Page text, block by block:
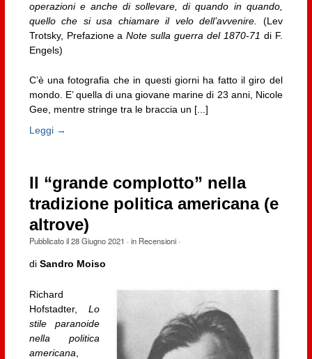
operazioni e anche di sollevare, di quando in quando,
quello che si usa chiamare il velo dell’avvenire.
(Lev
Trotsky, Prefazione aNote sulla guerra del 1870-71 di F.
Engels)
C’è una fotografia che in questi giorni ha fatto il giro del
mondo. E’ quella di una giovane marine di 23 anni, Nicole
Gee, mentre stringe tra le braccia un [...]
Leggi →
Il “grande complotto” nella
tradizione politica americana (e
altrove)
Pubblicato il28 Giugno 2021 · in Recensioni·
di Sandro Moiso
Richard
Hofstadter,Lo
stile paranoide
nella politica
americana